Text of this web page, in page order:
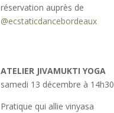
réservation auprès de
@ecstaticdancebordeaux
ATELIER JIVAMUKTI YOGA
samedi 13 décembre à 14h30
Pratique qui allie vinyasa